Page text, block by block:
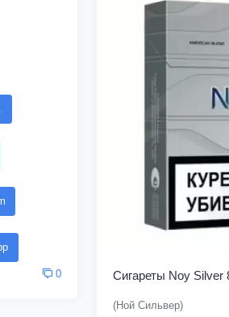
0 Сигареты Noy Silver
(Ной Сильвер)